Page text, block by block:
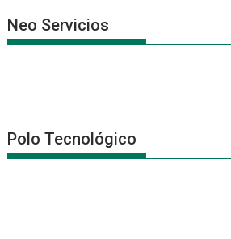
Neo Servicios
Polo Tecnológico